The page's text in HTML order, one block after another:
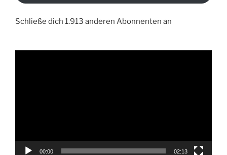
Schließe dich 1.913 anderen Abonnenten an
00:00 02:13